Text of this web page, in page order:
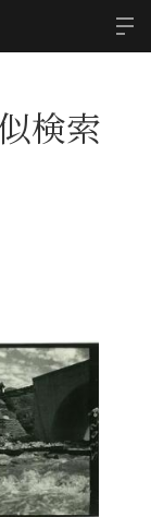
検索